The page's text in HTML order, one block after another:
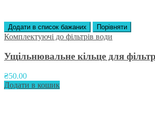
Додати в список бажаних Порівняти
Комплектуючі до фільтрів води
Ущільнювальне кільце для
₴50.00
Додати в кошик